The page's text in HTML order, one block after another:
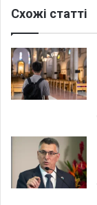
Схожі статті